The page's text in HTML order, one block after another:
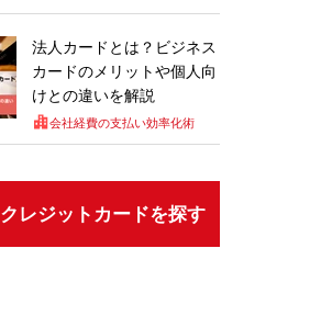
法人カードとは？ビジネス
カードのメリットや個人向
けとの違いを解説
会社経費の支払い効率化術
クレジットカードを探す